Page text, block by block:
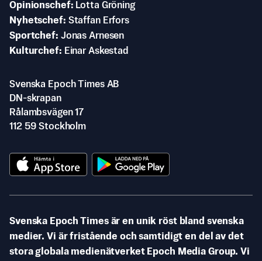
Opinionschef
Lotta Gröning
Nyhetschef Staffan Erfors
Sportchef Jonas Arnesen
Kulturchef
Einar Askestad
Svenska Epoch Times AB
DN-skrapan
Rålambsvägen 17
112 59 Stockholm
Svenska Epoch Times är en unik röst bland svenska
medier. Vi är fristående och samtidigt en del av det
stora globala medienätverket Epoch Media Group. Vi